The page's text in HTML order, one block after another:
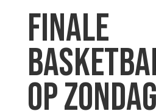
FINALE
OP